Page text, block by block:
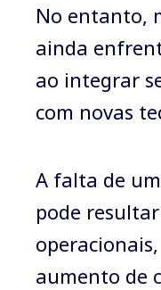
No entanto,
ainda
ao integrar
com novas
A falta de
pode
aumento de